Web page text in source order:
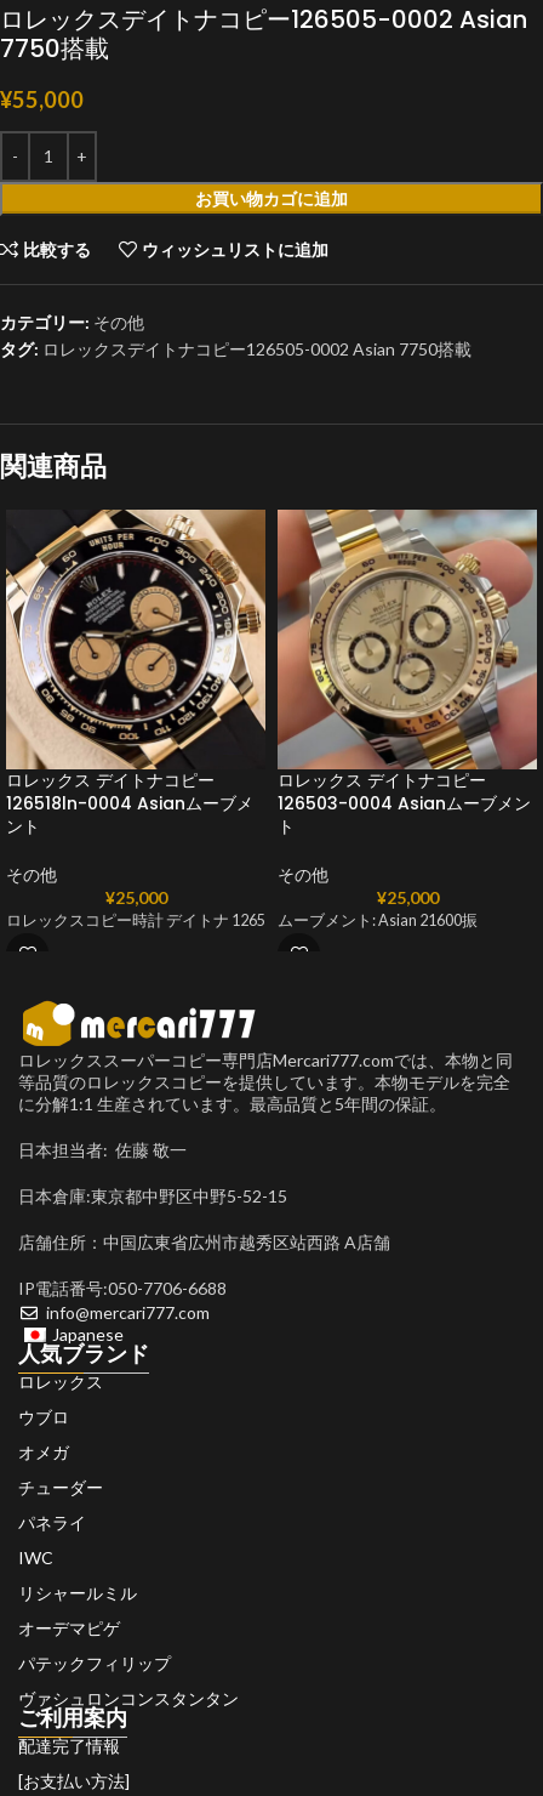
ロレックスデイトナコピー126505-0002 Asian
7750搭載
¥55,000
お買い物カゴに追加
比較する ウィッシュリストに追加
カテゴリー: その他
タグ: ロレックスデイトナコピー126505-0002 Asian 7750搭載
関連商品
ロレックス デイトナコピー
126518ln-0004 Asianムーブメ
ント
その他
¥25,000
ロレックスコピー時計 デイトナ 1265
ロレックス デイトナコピー
126503-0004 Asianムーブメン
ト
その他
¥25,000
ムーブメント: Asian 21600振
ロレックススーパーコピー専門店Mercari777.comでは、本物と同
等品質のロレックスコピーを提供しています。本物モデルを完全
に分解1:1 生産されています。最高品質と5年間の保証。
日本担当者: 佐藤 敬一
日本倉庫:東京都中野区中野5-52-15
店舗住所：中国広東省広州市越秀区站西路 A店舗
IP電話番号:050-7706-6688
info@mercari777.com
Japanese
人気ブランド
ロレックス
ウブロ
オメガ
チューダー
パネライ
IWC
リシャールミル
オーデマピゲ
パテックフィリップ
ヴァシュロンコンスタンタン
ご利用案内
配達完了情報
[お支払い方法]